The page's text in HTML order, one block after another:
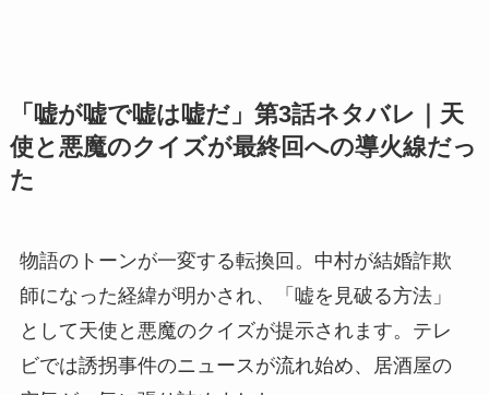
「嘘が嘘で嘘は嘘だ」第3話ネタバレ｜天
使と悪魔のクイズが最終回への導火線だっ
た
物語のトーンが一変する転換回。中村が結婚詐欺
師になった経緯が明かされ、「嘘を見破る方法」
として天使と悪魔のクイズが提示されます。テレ
ビでは誘拐事件のニュースが流れ始め、居酒屋の